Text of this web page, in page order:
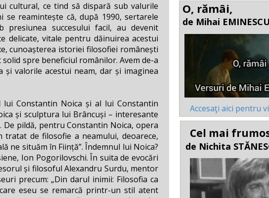
cultural, ce tind să dispară sub valurile
reamintește că, după 1990, sertarele
succesului facil, au devenit
delicate, vitale pentru dăinuirea acestui
cunoașterea istoriei filosofiei românești
spre beneficiul românilor. Avem de-a
valorile acestui neam, dar și imaginea
Constantin Noica și al lui Constantin
și sculptura lui Brâncuși – interesante
pildă, pentru Constantin Noica, opera
de filosofie a neamului, deoarece,
ne situăm în Ființă”. Îndemnul lui Noica?
Ion Pogorilovschi. În suita de evocări
și filosoful Alexandru Surdu, mentor
precum: „Din darul inimii: Filosofia ca
eseu se remarcă printr-un stil atent
Cel mai
de Nichita
O, rămâi,
de Mihai
Accesaţi aici pentru